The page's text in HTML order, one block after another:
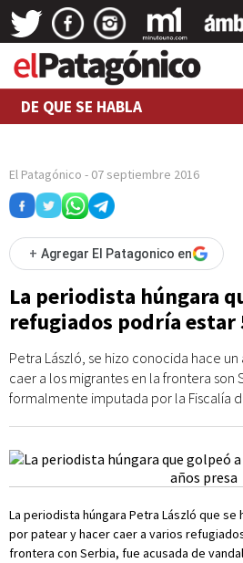
DE QUE SE HABLA
El Patagónico - 07 septiembre 2016
+ Agregar El Patagonico en
La periodista húngara
refugiados podría estar
Petra László, se hizo conocida hace
caer a los migrantes en la frontera son
formalmente imputada por la Fiscalía
La periodista húngara Petra László que se
por patear y hacer caer a varios
frontera con Serbia, fue acusada de